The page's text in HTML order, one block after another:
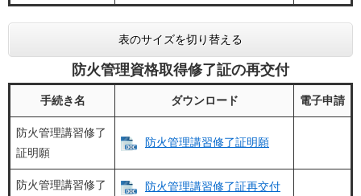
表のサイズを切り替える
防火管理資格取得修了証の再交付
手続き名 ダウンロード 電子申請
防火管理講習修了
証明願
防火管理講習修了証明願
防火管理講習修了
防火管理講習修了証再交付